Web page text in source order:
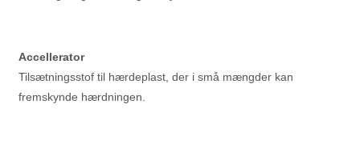
Accellerator
Tilsætningsstof til hærdeplast, der i små mængder kan
fremskynde hærdningen.